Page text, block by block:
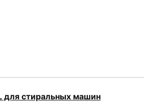
для стиральных машин